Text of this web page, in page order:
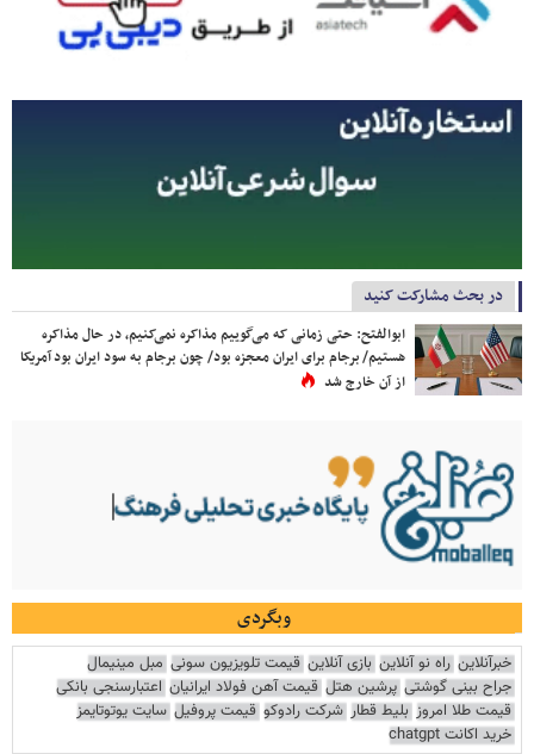
در بحث مشارکت کنید
ابوالفتح: حتی زمانی که می‌گوییم مذاکره نمی‌کنیم، در حال مذاکره
هستیم/ برجام برای ایران معجزه بود/ چون برجام به سود ایران بود آمریکا
از آن خارج شد
وبگردی
خبرآنلاین راه نو آنلاین بازی آنلاین قیمت تلویزیون سونی مبل مینیمال
جراح بینی گوشتی پرشین هتل قیمت آهن فولاد ایرانیان اعتبارسنجی بانکی
قیمت طلا امروز بلیط قطار شرکت رادوکو قیمت پروفیل سایت یوتوتایمز
خرید اکانت chatgpt